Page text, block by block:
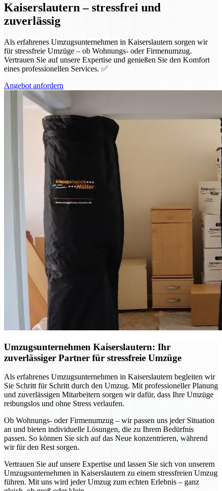
Kaiserslautern – stressfrei und
zuverlässig
Als erfahrenes Umzugsunternehmen in Kaiserslautern sorgen wir
für stressfreie Umzüge – ob Wohnungs- oder Firmenumzug.
Vertrauen Sie auf unsere Expertise und genießen Sie den Komfort
eines professionellen Services. ✅
Angebot anfordern
Umzugsunternehmen Kaiserslautern: Ihr
zuverlässiger Partner für stressfreie Umzüge
Als erfahrenes Umzugsunternehmen in Kaiserslautern begleiten wir
Sie Schritt für Schritt durch den Umzug. Mit professioneller Planung
und zuverlässigen Mitarbeitern sorgen wir dafür, dass Ihre Umzüge
reibungslos und ohne Stress verlaufen.
Ob Wohnungs- oder Firmenumzug – wir passen uns jeder Situation
an und bieten individuelle Lösungen, die zu Ihrem Bedürfnis
passen. So können Sie sich auf das Neue konzentrieren, während
wir für den Rest sorgen.
Vertrauen Sie auf unsere Expertise und lassen Sie sich von unserem
Umzugsunternehmen in Kaiserslautern zu einem stressfreien Umzug
führen. Mit uns wird jeder Umzug zum echten Erlebnis – ganz